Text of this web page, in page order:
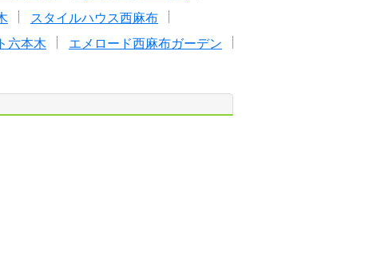
スタイルハウス西麻布
六本木
エメロード西麻布ガーデン